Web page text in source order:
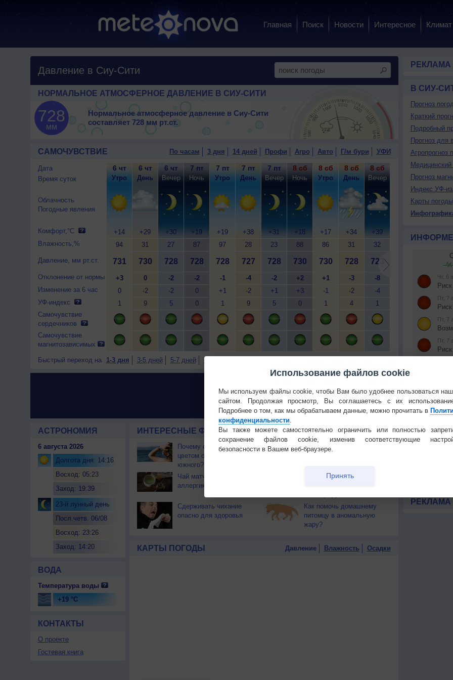
Главная Поиск Новости Интересное Климат
Давление в Сиу-Сити
НОРМАЛЬНОЕ АТМОСФЕРНОЕ ДАВЛЕНИЕ В СИУ-СИТИ
728
мм
Нормальное атмосферное давление в Сиу-Сити
составляет 728 мм рт.ст.
САМОЧУВСТВИЕ По часам 3 дня 14 дней Профи Агро Авто Г/м бури УФИ
Дата
Время суток
Облачность
Погодные явления
Комфорт,°C
Влажность,%
Давление, мм рт.ст.
Отклонение от нормы
Изменение за 6 час
УФ-индекс
Самочувствие
сердечников
Самочувствие
магнитозависимых
6 чт
Утро
+14
94
731
+3
0
1
6 чт
День
+29
31
730
0
-2
9
6 чт
Вечер
+30
27
728
-2
-2
5
7 пт
Ночь
+19
87
728
-2
0
0
7 пт
Утро
+19
97
728
-1
+1
1
7 пт
День
+38
28
727
-4
-2
9
7 пт
Вечер
+31
23
728
-2
+1
5
8 сб
Ночь
+18
88
730
+2
+3
0
8 сб
Утро
+17
86
730
+1
-1
1
8 сб
День
+34
31
728
-3
-2
4
8 сб
Вечер
+39
32
723
-8
-4
1
9 вс
Ночь
9 вс
Утро
-4
1
9
Быстрый переход на 1-3 дня 3-5 дней 5-7 дней 7-9 дней
АСТРОНОМИЯ
6 августа 2026
Долгота дня: 14:16
Восход: 05:23
Заход: 19:39
23-й лунный день
Посл.четв. 06/08
Восход: 23:26
Заход: 14:20
ВОДА
Температура воды
+19 °C
КОНТАКТЫ
О проекте
Гостевая книга
ИНТЕРЕСНЫЕ ФАКТЫ О ЧЕЛОВЕКЕ И ПРИРОДЕ
Почему северный загар
цветом отличается от
южного?
Букет сирени вреден для
Чай матча может помочь
аллергикам
Как запуски космических
Сдерживать чихание
опасно для здоровья
Как помочь домашнему
питомцу в аномальную
жару?
КАРТЫ ПОГОДЫ Давление Влажность Осадки
РЕКЛАМА
В СИУ-
Прогноз
Краткий
Подробный
Прогноз для
Агропрогноз
Медицинский
Прогноз
Индекс УФ-
Карты погоды
О проекте
РЕКЛАМА
Использование файлов cookie
Мы используем файлы cookie, чтобы Вам было удобнее пользоваться
сайтом. Продолжая просмотр, Вы соглашаетесь с их
Подробнее о том, как мы обрабатываем данные, можно прочитать в
конфиденциальности.
Вы также можете самостоятельно ограничить или полностью
сохранение файлов cookie, изменив соответствующие
безопасности в Вашем веб-браузере.
Принять